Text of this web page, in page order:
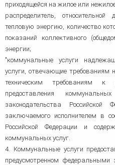
приходящейся на жилое или
распределитель,
тепловую энергию, количество
показаний коллективного
энергии;
"коммунальные услуги
услуги, отвечающие
техническим требованиям
предоставления
законодательства
заключаемого исполнителем в
Российской Федерации и
коммунальных услуг.
4. Коммунальные услуги
предусмотренном